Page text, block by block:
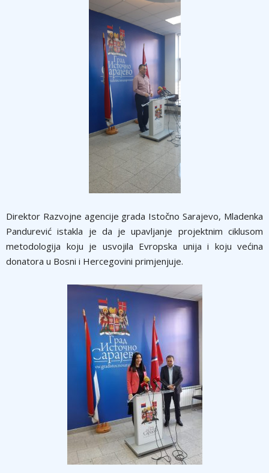
Direktor Razvojne agencije grada Istočno Sarajevo, Mladenka
Pandurević istakla je da je upavljanje projektnim ciklusom
metodologija koju je usvojila Evropska unija i koju većina
donatora u Bosni i Hercegovini primjenjuje.